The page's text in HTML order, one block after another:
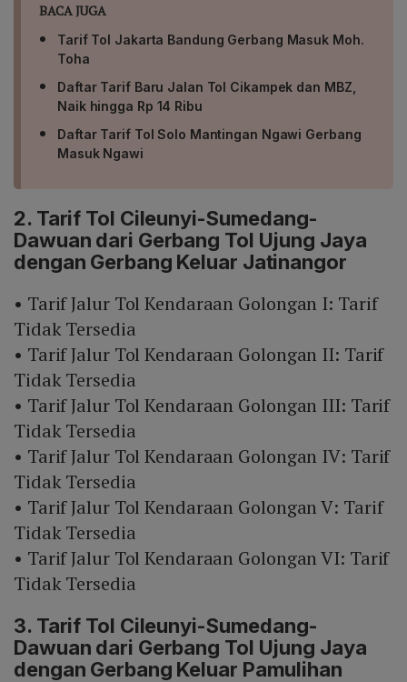
BACA JUGA
Tarif Tol Jakarta Bandung Gerbang Masuk Moh.
Toha
Daftar Tarif Baru Jalan Tol Cikampek dan MBZ,
Naik hingga Rp 14 Ribu
Daftar Tarif Tol Solo Mantingan Ngawi Gerbang
Masuk Ngawi
2. Tarif Tol Cileunyi-Sumedang-
Dawuan dari Gerbang Tol Ujung Jaya
dengan Gerbang Keluar Jatinangor
• Tarif Jalur Tol Kendaraan Golongan I: Tarif
Tidak Tersedia
• Tarif Jalur Tol Kendaraan Golongan II: Tarif
Tidak Tersedia
• Tarif Jalur Tol Kendaraan Golongan III: Tarif
Tidak Tersedia
• Tarif Jalur Tol Kendaraan Golongan IV: Tarif
Tidak Tersedia
• Tarif Jalur Tol Kendaraan Golongan V: Tarif
Tidak Tersedia
• Tarif Jalur Tol Kendaraan Golongan VI: Tarif
Tidak Tersedia
3. Tarif Tol Cileunyi-Sumedang-
Dawuan dari Gerbang Tol Ujung Jaya
dengan Gerbang Keluar Pamulihan